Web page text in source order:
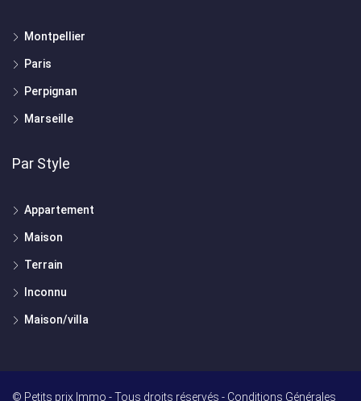
Montpellier
Paris
Perpignan
Marseille
Par Style
Appartement
Maison
Terrain
Inconnu
Maison/villa
© Petits prix Immo - Tous droits réservés - Conditions Générales